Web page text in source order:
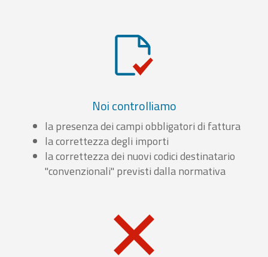
Noi controlliamo
la presenza dei campi obbligatori di fattura
la correttezza degli importi
la correttezza dei nuovi codici destinatario
"convenzionali" previsti dalla normativa